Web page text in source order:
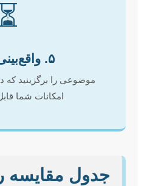
۵. واقع‌بینی زمانی
موضوعی را برگزینید که
امکانات شما
جدول مقایسه